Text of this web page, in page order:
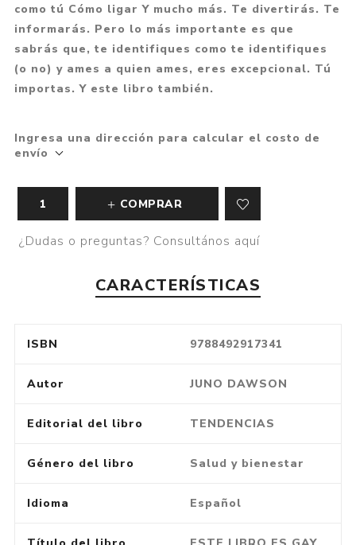
como tú Cómo ligar Y mucho más. Te divertirás. Te
informarás. Pero lo más importante es que
sabrás que, te identifiques como te identifiques
(o no) y ames a quien ames, eres excepcional. Tú
importas. Y este libro también.
Ingresa una dirección para calcular el costo de
envío
COMPRAR
¿Dudas o preguntas? Consultános aquí
CARACTERÍSTICAS
ISBN 9788492917341
Autor JUNO DAWSON
Editorial del libro TENDENCIAS
Género del libro Salud y bienestar
Idioma Español